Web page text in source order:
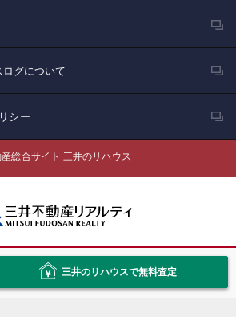
三井のリハウスで無料査定
グについて
シー
総合サイト 三井のリハウス
会社情報
採用情報